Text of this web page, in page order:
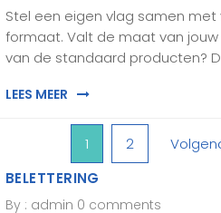
Stel een eigen vlag samen
formaat. Valt de maat van
van de standaard producten?
LEES MEER
BELETTERING
By : admin 0 comments
1 2